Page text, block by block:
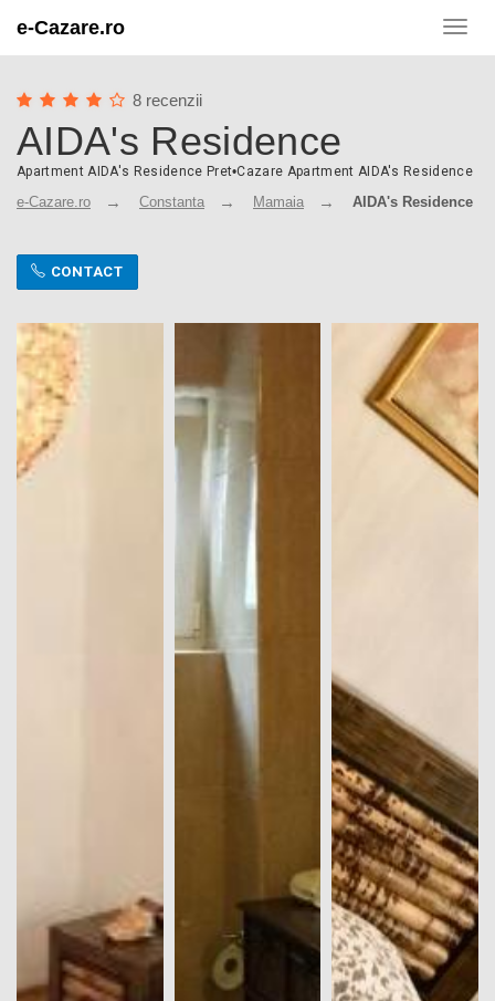
e-Cazare.ro
8 recenzii
AIDA's Residence
Apartment AIDA's Residence Pret•Cazare Apartment AIDA's Residence
e-Cazare.ro Constanta Mamaia AIDA's Residence
CONTACT